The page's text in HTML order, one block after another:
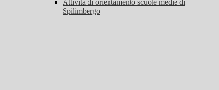
Attività di orientamento scuole medie di
Spilimbergo